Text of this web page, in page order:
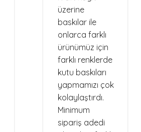
üzerine
baskılar ile
onlarca farklı
ürünümüz için
farklı renklerde
kutu baskıları
yapmamızı çok
kolaylaştırdı.
Minimum
sipariş adedi